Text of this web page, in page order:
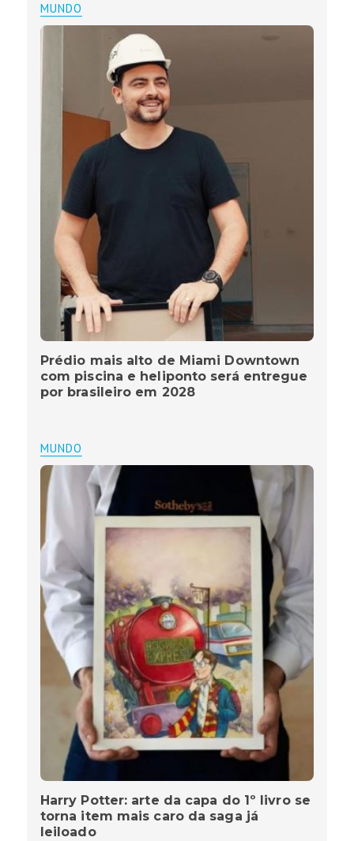
MUNDO
Prédio mais alto de Miami Downtown
com piscina e heliponto será entregue
por brasileiro em 2028
MUNDO
Harry Potter: arte da capa do 1º livro se
torna item mais caro da saga já
leiloado